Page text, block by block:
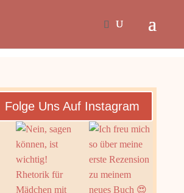
Folge Uns Auf Instagram